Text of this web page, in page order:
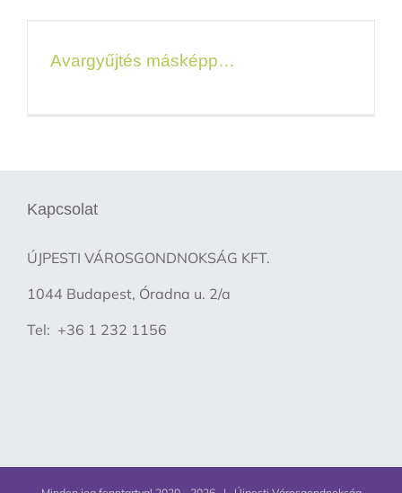
Avargyűjtés másképp…
Kapcsolat
ÚJPESTI VÁROSGONDNOKSÁG KFT.
1044 Budapest, Óradna u. 2/a
Tel: +36 1 232 1156